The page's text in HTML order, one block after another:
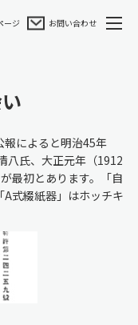
ージ お問い合わせ
報によると明治45年
八氏、大正元年（1912
最初とあります。「自
式綴紙器」はホッチキ